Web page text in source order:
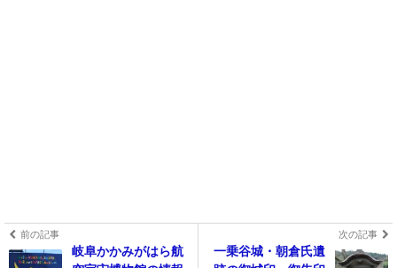
前の記事
岐阜かかみがはら航
次の記事
一乗谷城・朝倉氏遺